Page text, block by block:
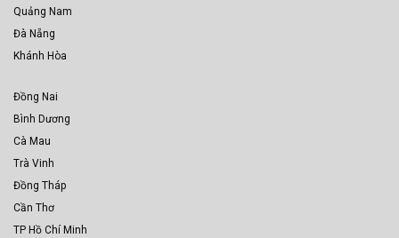
Quảng Nam
Đà Nẵng
Khánh Hòa
Đồng Nai
Bình Dương
Cà Mau
Trà Vinh
Đồng Tháp
Cần Thơ
TP Hồ Chí Minh